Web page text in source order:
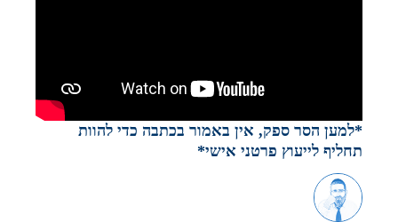
*למען הסר ספק, אין באמור בכתבה כדי להוות
תחליף לייעוץ פרטני אישי*